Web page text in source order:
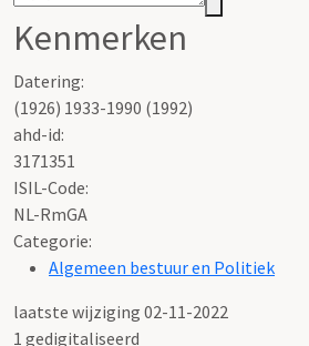
Kenmerken
Datering:
(1926) 1933-1990 (1992)
ahd-id:
3171351
ISIL-Code:
NL-RmGA
Categorie:
Algemeen bestuur en Politiek
laatste wijziging 02-11-2022
1 gedigitaliseerd